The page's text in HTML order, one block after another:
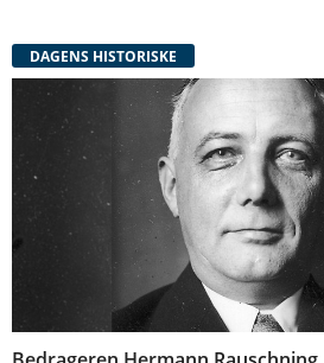
DAGENS HISTORISKE